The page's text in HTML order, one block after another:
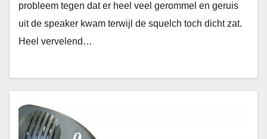
probleem tegen dat er heel veel gerommel en geruis
uit de speaker kwam terwijl de squelch toch dicht zat.
Heel vervelend…